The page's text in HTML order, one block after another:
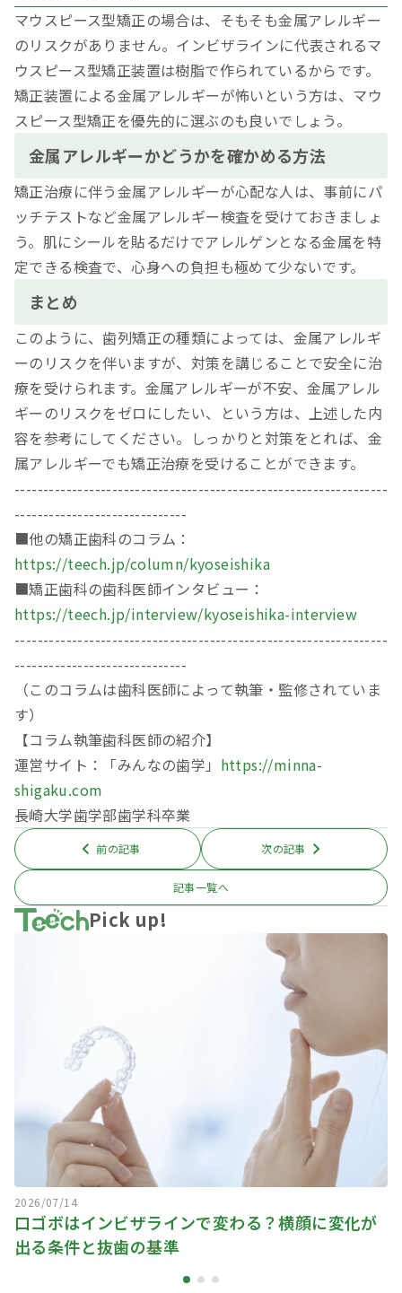
マウスピース型矯正の場合は、そもそも金属アレルギー
のリスクがありません。インビザラインに代表されるマ
ウスピース型矯正装置は樹脂で作られているからです。
矯正装置による金属アレルギーが怖いという方は、マウ
スピース型矯正を優先的に選ぶのも良いでしょう。
金属アレルギーかどうかを確かめる方法
矯正治療に伴う金属アレルギーが心配な人は、事前にパ
ッチテストなど金属アレルギー検査を受けておきましょ
う。肌にシールを貼るだけでアレルゲンとなる金属を特
定できる検査で、心身への負担も極めて少ないです。
まとめ
このように、歯列矯正の種類によっては、金属アレルギ
ーのリスクを伴いますが、対策を講じることで安全に治
療を受けられます。金属アレルギーが不安、金属アレル
ギーのリスクをゼロにしたい、という方は、上述した内
容を参考にしてください。しっかりと対策をとれば、金
属アレルギーでも矯正治療を受けることができます。
-----------------------------------------------------------------
------------------------------
■他の矯正歯科のコラム：
https://teech.jp/column/kyoseishika
■矯正歯科の歯科医師インタビュー：
https://teech.jp/interview/kyoseishika-interview
-----------------------------------------------------------------
------------------------------
（このコラムは歯科医師によって執筆・監修されていま
す）
【コラム執筆歯科医師の紹介】
運営サイト：「みんなの歯学」 https://minna-
shigaku.com
長崎大学歯学部歯学科卒業
前の記事
記事一覧へ
次の記事
Pick up!
2026/07/14
口ゴボはインビザラインで変わる？横顔に変化が
出る条件と抜歯の基準